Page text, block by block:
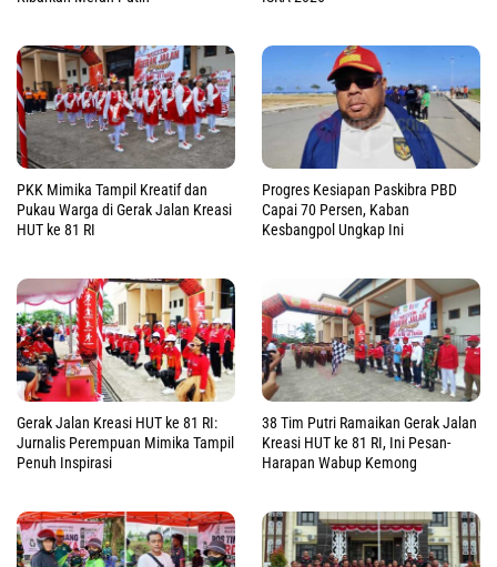
PKK Mimika Tampil Kreatif dan
Pukau Warga di Gerak Jalan Kreasi
HUT ke 81 RI
Progres Kesiapan Paskibra PBD
Capai 70 Persen, Kaban
Kesbangpol Ungkap Ini
Gerak Jalan Kreasi HUT ke 81 RI:
Jurnalis Perempuan Mimika Tampil
Penuh Inspirasi
38 Tim Putri Ramaikan Gerak Jalan
Kreasi HUT ke 81 RI, Ini Pesan-
Harapan Wabup Kemong